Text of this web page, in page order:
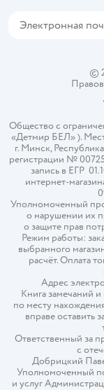
©
Общество с
«Детмир БЕЛ» ).
г. Минск,
регистрации №
запись в ЕГР
интернет-
Уполномоченный
о нарушении их
о защите прав
Режим работы:
выбранного
расчёт. Оплата
Адрес
Книга замечаний
по месту
вправе оставить
Ответственный за
с
Добрицкий
Уполномоченный
и услуг